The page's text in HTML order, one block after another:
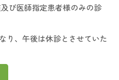
び医師指定患者様のみの診
り、午後は休診とさせていた